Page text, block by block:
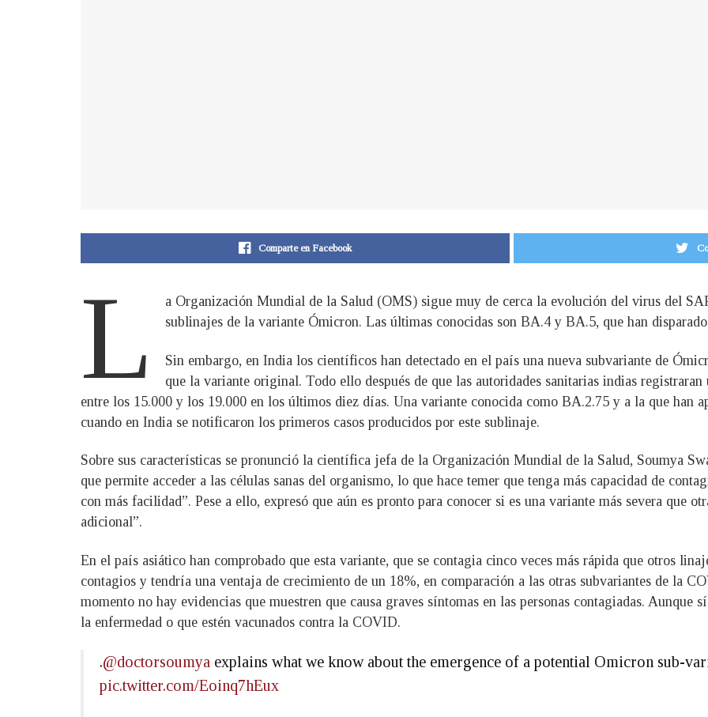
Comparte en Facebook
L
a Organización Mundial de la Salud (OMS) sigue muy de cerca la evolución del virus del
sublinajes de la variante Ómicron. Las últimas conocidas son BA.4 y BA.5, que han
Sin embargo, en India los científicos han detectado en el país una nueva subvariante de
que la variante original. Todo ello después de que las autoridades sanitarias indias
entre los 15.000 y los 19.000 en los últimos diez días. Una variante conocida como BA.2.75 y a la que han
cuando en India se notificaron los primeros casos producidos por este sublinaje.
Sobre sus características se pronunció la científica jefa de la Organización Mundial de la Salud, Soumya
que permite acceder a las células sanas del organismo, lo que hace temer que tenga más capacidad de
con más facilidad”. Pese a ello, expresó que aún es pronto para conocer si es una variante más severa que
adicional”.
En el país asiático han comprobado que esta variante, que se contagia cinco veces más rápida que otros
contagios y tendría una ventaja de crecimiento de un 18%, en comparación a las otras subvariantes de la
momento no hay evidencias que muestren que causa graves síntomas en las personas contagiadas. Aunque
la enfermedad o que estén vacunados contra la COVID.
.@doctorsoumya explains what we know about the emergence of a potential Omicron sub-
pic.twitter.com/Eoinq7hEux